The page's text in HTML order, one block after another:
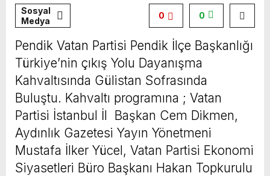
Sosyal
Medya
0
0
Pendik Vatan Partisi Pendik İlçe Başkanlığı
Türkiye’nin çıkış Yolu Dayanışma
Kahvaltısında Gülistan Sofrasında
Buluştu. Kahvaltı programına ; Vatan
Partisi İstanbul İl Başkan Cem Dikmen,
Aydınlık Gazetesi Yayın Yönetmeni
Mustafa İlker Yücel, Vatan Partisi Ekonomi
Siyasetleri Büro Başkanı Hakan Topkurulu